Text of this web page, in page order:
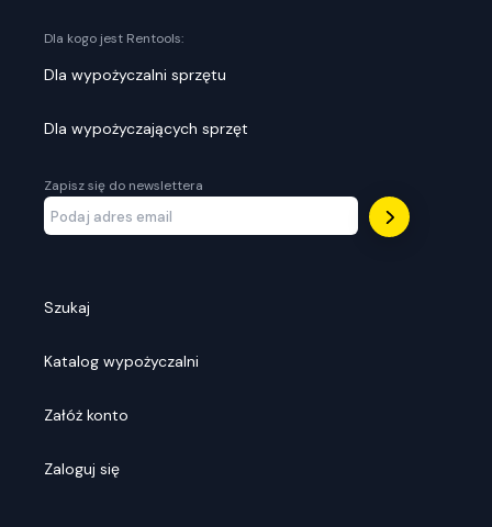
Dla kogo jest Rentools:
Dla wypożyczalni sprzętu
Dla wypożyczających sprzęt
Zapisz się do newslettera
Szukaj
Katalog wypożyczalni
Załóż konto
Zaloguj się